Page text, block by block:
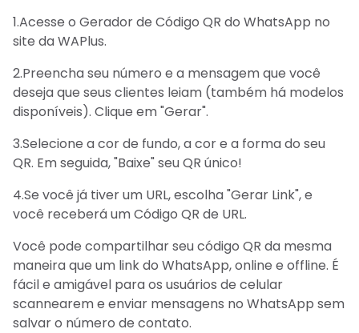
1.Acesse o Gerador de Código QR do WhatsApp no
site da WAPlus.
2.Preencha seu número e a mensagem que você
deseja que seus clientes leiam (também há modelos
disponíveis). Clique em "Gerar".
3.Selecione a cor de fundo, a cor e a forma do seu
QR. Em seguida, "Baixe" seu QR único!
4.Se você já tiver um URL, escolha "Gerar Link", e
você receberá um Código QR de URL.
Você pode compartilhar seu código QR da mesma
maneira que um link do WhatsApp, online e offline. É
fácil e amigável para os usuários de celular
scannearem e enviar mensagens no WhatsApp sem
salvar o número de contato.